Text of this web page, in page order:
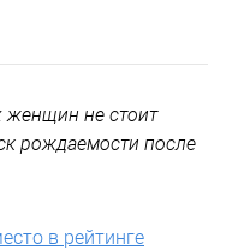
женщин не стоит
рождаемости после
в рейтинге